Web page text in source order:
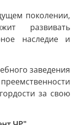
поколении,
развивать
наследие и
заведения
за свою